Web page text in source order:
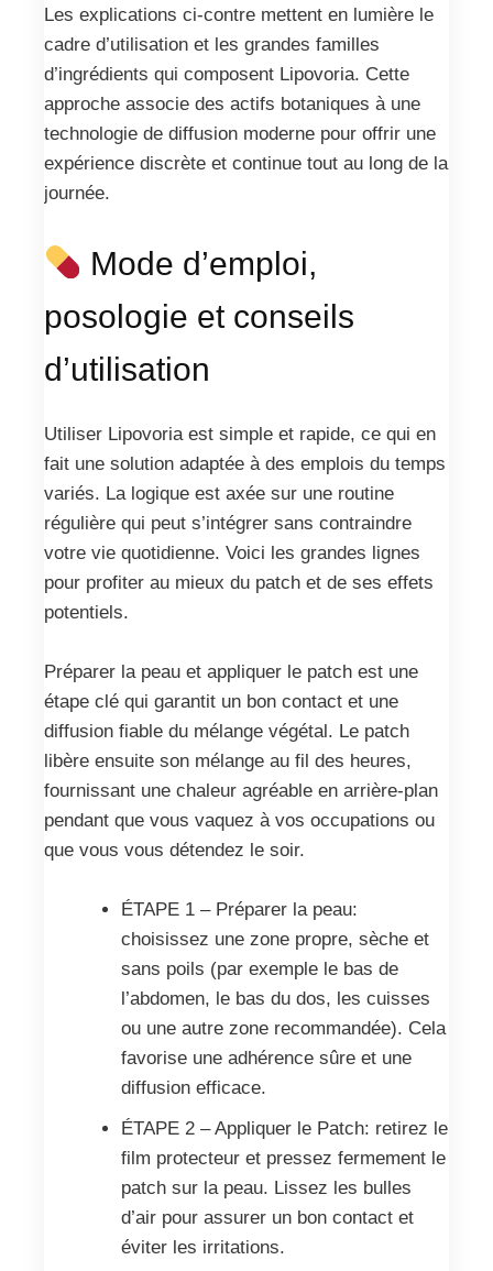
Les explications ci-contre mettent en lumière le
cadre d’utilisation et les grandes familles
d’ingrédients qui composent Lipovoria. Cette
approche associe des actifs botaniques à une
technologie de diffusion moderne pour offrir une
expérience discrète et continue tout au long de la
journée.
Mode d’emploi,
posologie et conseils
d’utilisation
Utiliser Lipovoria est simple et rapide, ce qui en
fait une solution adaptée à des emplois du temps
variés. La logique est axée sur une routine
régulière qui peut s’intégrer sans contraindre
votre vie quotidienne. Voici les grandes lignes
pour profiter au mieux du patch et de ses effets
potentiels.
Préparer la peau et appliquer le patch est une
étape clé qui garantit un bon contact et une
diffusion fiable du mélange végétal. Le patch
libère ensuite son mélange au fil des heures,
fournissant une chaleur agréable en arrière-plan
pendant que vous vaquez à vos occupations ou
que vous vous détendez le soir.
ÉTAPE 1 – Préparer la peau:
choisissez une zone propre, sèche et
sans poils (par exemple le bas de
l’abdomen, le bas du dos, les cuisses
ou une autre zone recommandée). Cela
favorise une adhérence sûre et une
diffusion efficace.
ÉTAPE 2 – Appliquer le Patch: retirez le
film protecteur et pressez fermement le
patch sur la peau. Lissez les bulles
d’air pour assurer un bon contact et
éviter les irritations.